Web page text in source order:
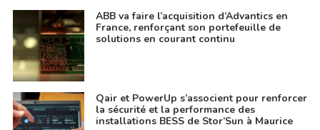
ABB va faire l’acquisition d’Advantics en
France, renforçant son portefeuille de
solutions en courant continu
Qair et PowerUp s’associent pour renforcer
la sécurité et la performance des
installations BESS de Stor’Sun à Maurice